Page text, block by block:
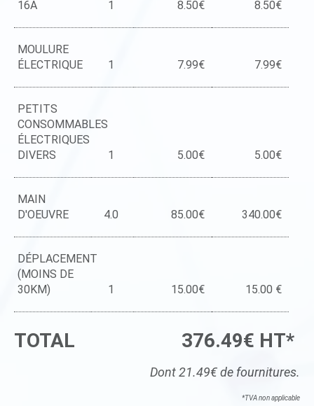
16A 1 8.50€ 8.50€
MOULURE
ÉLECTRIQUE
1 7.99€ 7.99€
PETITS
CONSOMMABLES
ÉLECTRIQUES
DIVERS
1 5.00€ 5.00€
MAIN
D'OEUVRE
4.0 85.00€ 340.00€
DÉPLACEMENT
(MOINS DE
30KM)
1 15.00€ 15.00 €
TOTAL 376.49€ HT*
Dont 21.49€ de fournitures.
*TVA non applicable